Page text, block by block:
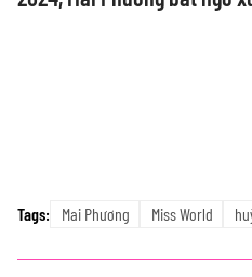
Tags: Mai Phương Miss World